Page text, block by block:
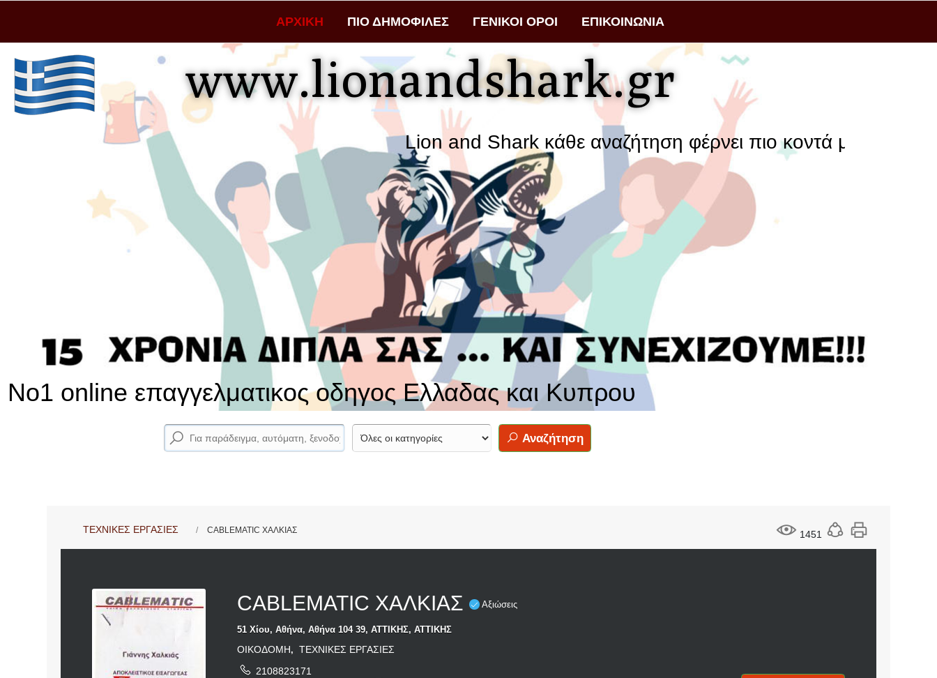
ΑΡΧΙΚΗ ΠΙΟ ΔΗΜΟΦΙΛΕΣ ΓΕΝΙΚΟΙ ΟΡΟΙ ΕΠΙΚΟΙΝΩΝΙΑ
No1 online επαγγελματικος οδηγος Ελλαδας και Κυπρου
www.lionandshark.gr
Lion and Shark κάθε αναζήτηση φέρνει πιο κοντά μια επιχείρηση με
Αναζήτηση
1451
ΤΕΧΝΙΚΕΣ ΕΡΓΑΣΙΕΣ CABLEMATIC ΧΑΛΚΙΑΣ
CABLEMATIC ΧΑΛΚΙΑΣ Αξιώσεις
51 Χίου, Αθήνα, Αθήνα 104 39, ΑΤΤΙΚΗΣ, ΑΤΤΙΚΗΣ
ΟΙΚΟΔΟΜΗ,ΤΕΧΝΙΚΕΣ ΕΡΓΑΣΙΕΣ
2108823171